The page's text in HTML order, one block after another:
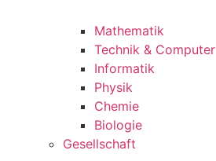
Mathematik
Technik & Computer
Informatik
Physik
Chemie
Biologie
Gesellschaft